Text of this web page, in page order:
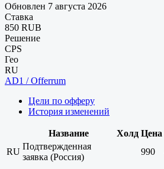
Обновлен 7 августа 2026
Ставка
850 RUB
Решение
CPS
Гео
RU
AD1 / Offerrum
Цели по офферу
История изменений
Название Холд Цена
RU
Подтвержденная
заявка (Россия)
990